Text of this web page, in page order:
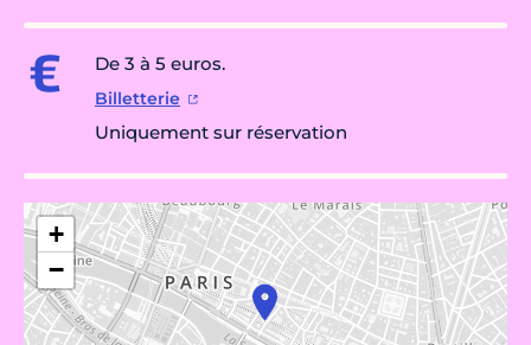
De 3 à 5 euros.
Billetterie
Uniquement sur réservation
+
−